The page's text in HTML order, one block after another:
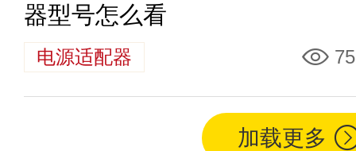
器型号怎么看
电源适配器
加载更多